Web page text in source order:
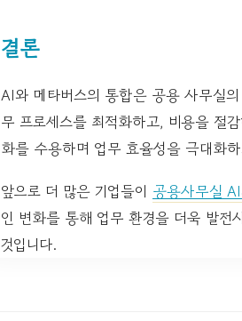
결론
AI와 메타버스의 통합은 공용 사무실
무 프로세스를 최적화하고, 비용을 절
화를 수용하며 업무 효율성을 극대화
앞으로 더 많은 기업들이 공용사무실
인 변화를 통해 업무 환경을 더욱 발전
것입니다.